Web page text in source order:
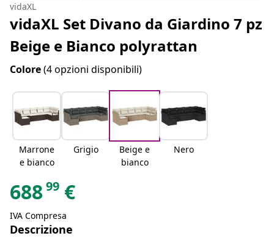
vidaXL
vidaXL Set Divano da Giardino 7 pz
Beige e Bianco polyrattan
Colore(4 opzioni disponibili)
Marrone
e bianco
Grigio
Beige e
bianco
Nero
68899 €
IVA Compresa
Descrizione